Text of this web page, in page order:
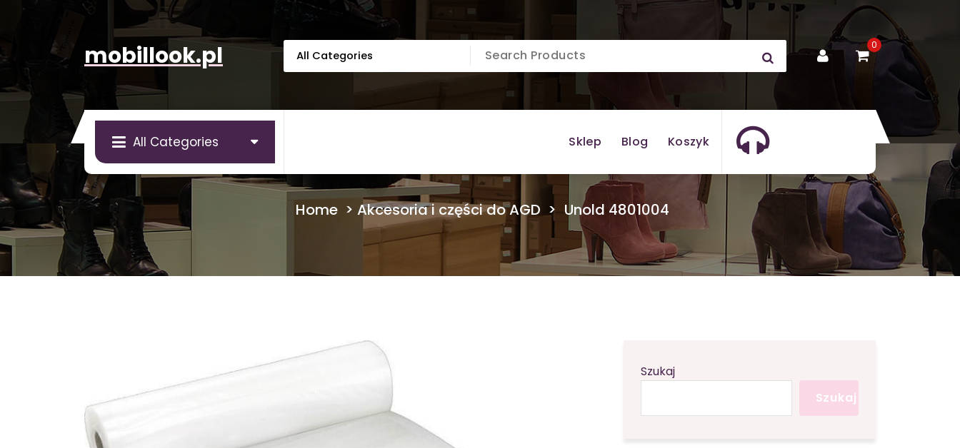
mobillook.pl 0
All Categories Sklep Blog Koszyk
Home> Akcesoria i części do AGD > Unold 4801004
Szukaj
Szukaj